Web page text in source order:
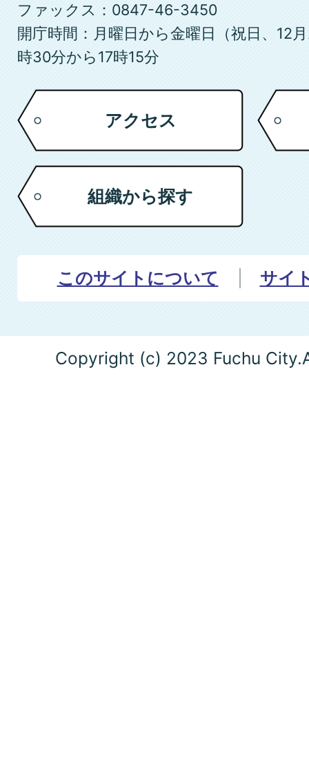
ファックス：0847-46-3450
開庁時間：月曜日から金曜日（祝日、12
時30分から17時15分
アクセス
組織から探す
このサイトについて サイ
Copyright (c) 2023 Fuchu